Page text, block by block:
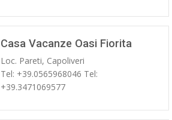
Casa Vacanze Oasi Fiorita
Loc. Pareti, Capoliveri
Tel: +39.0565968046 Tel:
+39.3471069577